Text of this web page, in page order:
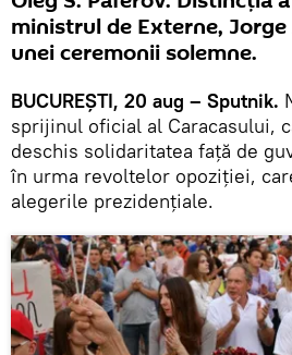
ministrul de Externe,
unei ceremonii solemne.
BUCUREŞTI, 20 aug – Sputnik.
sprijinul oficial al Caracasului,
deschis solidaritatea față de
în urma revoltelor opoziției,
alegerile prezidențiale.